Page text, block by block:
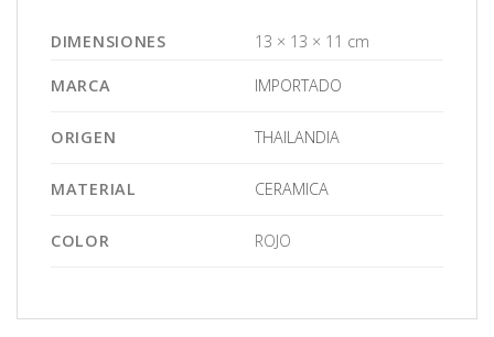
DIMENSIONES 13 × 13 × 11 cm
MARCA IMPORTADO
ORIGEN THAILANDIA
MATERIAL CERAMICA
COLOR ROJO